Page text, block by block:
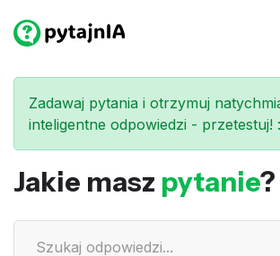
Zadawaj pytania i otrzymuj
inteligentne odpowiedzi - przetestuj!
Jakie masz pytanie?